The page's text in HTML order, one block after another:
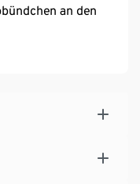
an den